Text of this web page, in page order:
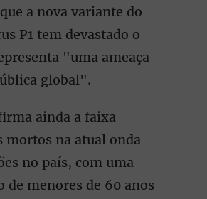
a nova variante do
P1 tem devastado o
"uma ameaça
global".
ainda a faixa
mortos na atual onda
no país, com uma
de menores de 60 anos